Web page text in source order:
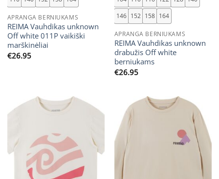
APRANGA BERNIUKAMS
REIMA Vauhdikas unknown
Off white 011P vaikiški
marškinėliai
€26.95
146 152 158 164
APRANGA BERNIUKAMS
REIMA Vauhdikas unknown
drabužis Off white
berniukams
€26.95